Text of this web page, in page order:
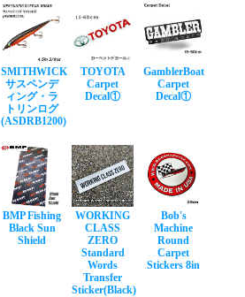
SMITHWICK
サスペンデ
ィング・ラ
トリンログ
(ASDRB1200)
TOYOTA
Carpet
Decal①
GamblerBoat
Carpet
Decal①
BMP Fishing
Black Sun
Shield
WORKING
CLASS
ZERO
Standard
Words
Transfer
Sticker(Black)
Bob's
Machine
Round
Carpet
Stickers 8in